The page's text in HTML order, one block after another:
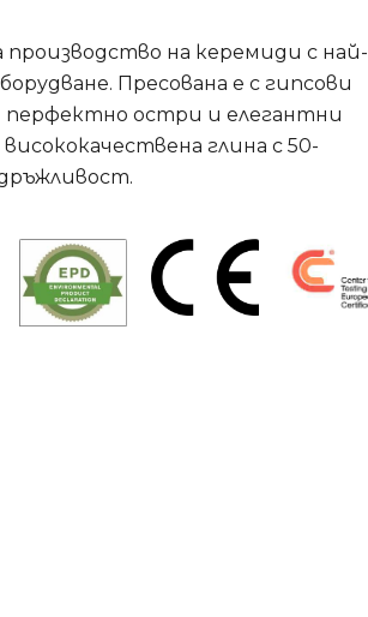
производство на керемиди с най-
Пресована е с гипсови
остри и елегантни
глина с 50-